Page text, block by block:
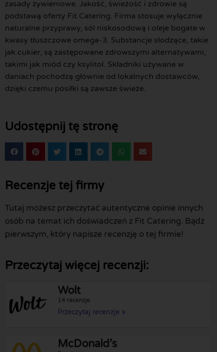
zasady żywieniowe. Jakość, świeżość i zdrowie są
podstawą oferty Fit Catering. Firma stosuje wyłącznie
naturalne przyprawy, sól niskosodową i oleje bogate w
kwasy tłuszczowe omega-3. Substancje słodzące, takie
jak cukier, są zastępowane zdrowszymi alternatywami,
takimi jak miód czy ksylitol. Składniki używane w
daniach pochodzą głównie od lokalnych dostawców,
dzięki czemu posiłki są zawsze świeże.
Udostępnij tę stronę
Recenzje tej firmy
Tutaj możesz przeczytać autentyczne opinie innych
osób na temat ich doświadczeń z Fit Catering. Bądź
pierwszym, który napisze recenzję o tej firmie!
Przeczytaj więcej recenzji:
Wolt
14 recenzje
Przeczytaj recenzje »
McDonald’s